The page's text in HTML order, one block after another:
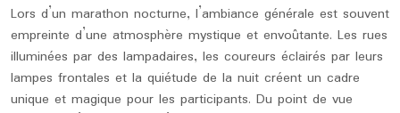
Lors d’un marathon nocturne, l’ambiance générale est souvent
empreinte d’une atmosphère mystique et envoûtante. Les rues
illuminées par des lampadaires, les coureurs éclairés par leurs
lampes frontales et la quiétude de la nuit créent un cadre
unique et magique pour les participants. Du point de vue